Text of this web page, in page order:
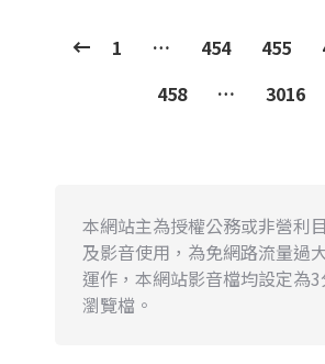
1 … 454 455
458
… 3016
本網站主為授權公務或非營利
及影音使用，為免網路流量過
運作，本網站影音檔均設定為
瀏覽檔。